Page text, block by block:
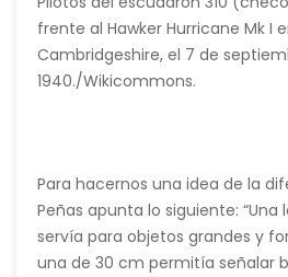
los radares de 1,5 metros de
en ese momento) y eran de
mucho más reducidas que los
1936 y era de alto secreto”,
una conversación con Muy
frente al Hawker Hurricane Mk I
Cambridgeshire, el 7 de
1940./Wikicommons.
Esto
quiere
decir
podían
detectar
de
manera
Para hacernos una idea de la
Peñas apunta lo siguiente: “Una
servía para objetos grandes y
una de 30 cm permitía señalar